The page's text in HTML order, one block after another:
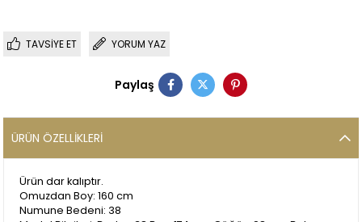
TAVSIYE ET YORUM YAZ
Paylaş
ÜRÜN ÖZELLIKLERI
Ürün dar kalıptır.
Omuzdan Boy: 160 cm
Numune Bedeni: 38